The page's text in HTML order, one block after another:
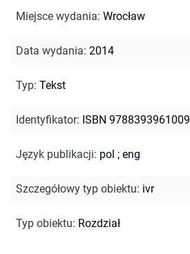
Miejsce wydania: Wrocław
Data wydania: 2014
Typ: Tekst
Identyfikator: ISBN 9788393961009
Język publikacji: pol ; eng
Szczegółowy typ obiektu: ivr
Typ obiektu: Rozdział